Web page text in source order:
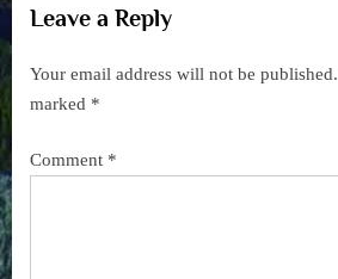
Leave a Reply
Your email address will not be published.
marked *
Comment *